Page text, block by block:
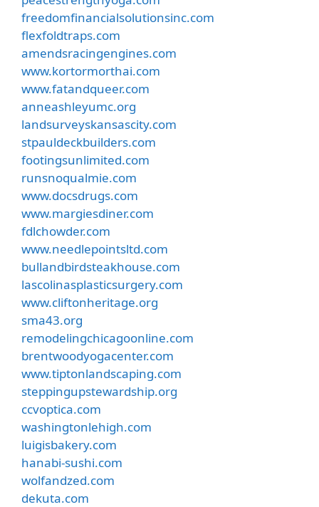
freedomfinancialsolutionsinc.com
flexfoldtraps.com
amendsracingengines.com
www.kortormorthai.com
www.fatandqueer.com
anneashleyumc.org
landsurveyskansascity.com
stpauldeckbuilders.com
footingsunlimited.com
runsnoqualmie.com
www.docsdrugs.com
www.margiesdiner.com
fdlchowder.com
www.needlepointsltd.com
bullandbirdsteakhouse.com
lascolinasplasticsurgery.com
www.cliftonheritage.org
sma43.org
remodelingchicagoonline.com
brentwoodyogacenter.com
www.tiptonlandscaping.com
steppingupstewardship.org
ccvoptica.com
washingtonlehigh.com
luigisbakery.com
hanabi-sushi.com
wolfandzed.com
dekuta.com